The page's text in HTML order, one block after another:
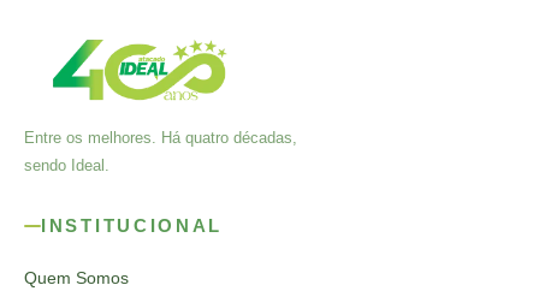
Entre os melhores. Há quatro décadas,
sendo Ideal.
INSTITUCIONAL
Quem Somos